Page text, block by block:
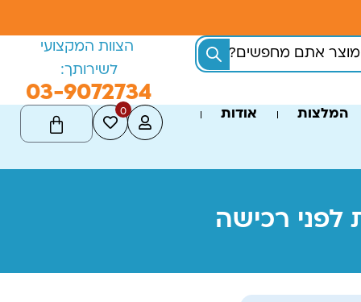
הצוות המקצועי
לשירותך:
03-9072734
המלצות אודות 0
רכישה